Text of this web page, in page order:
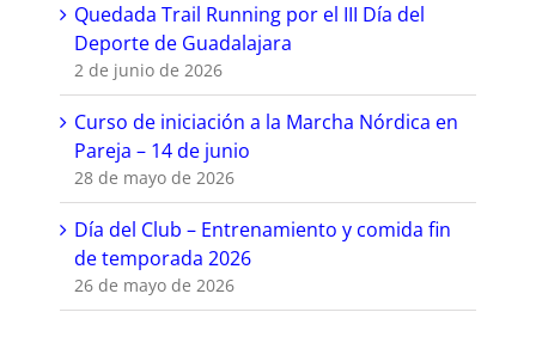
Quedada Trail Running por el III Día del
Deporte de Guadalajara
2 de junio de 2026
Curso de iniciación a la Marcha Nórdica en
Pareja – 14 de junio
28 de mayo de 2026
Día del Club – Entrenamiento y comida fin
de temporada 2026
26 de mayo de 2026